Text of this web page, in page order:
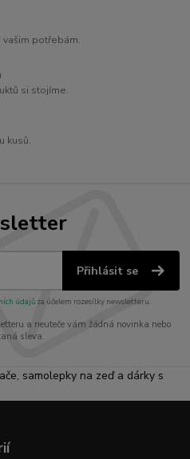
vašim potřebám.
si stojíme.
kusů.
Přihlásit se
údajůza účelem rozesílky newsletteru.
a neuteče vám žádná novinka nebo
sleva.
samolepky na zeď a dárky s